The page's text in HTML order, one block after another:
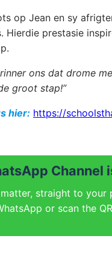
op Jean en sy
Hierdie prestasie
ons dat drome
groot stap!”
hier: https://
Channel
straight to your
or scan the